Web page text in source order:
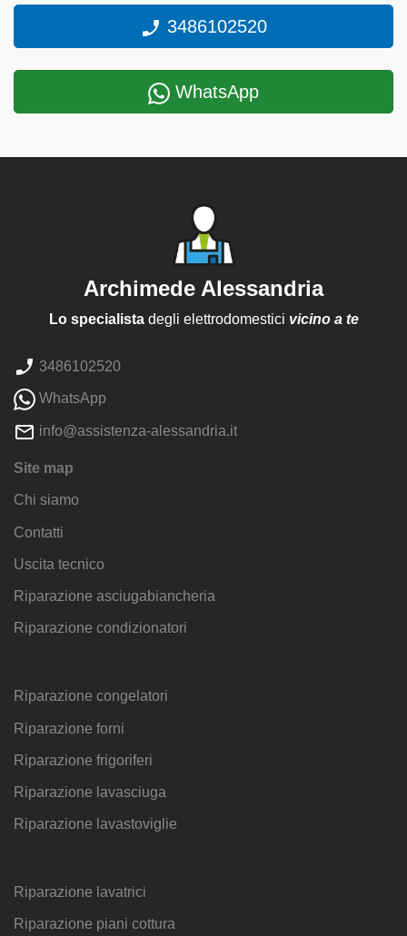
3486102520
WhatsApp
Archimede Alessandria
Lo specialistadegli elettrodomestici vicino a te
3486102520
WhatsApp
info@assistenza-alessandria.it
Site map
Chi siamo
Contatti
Uscita tecnico
Riparazione asciugabiancheria
Riparazione condizionatori
Riparazione congelatori
Riparazione forni
Riparazione frigoriferi
Riparazione lavasciuga
Riparazione lavastoviglie
Riparazione lavatrici
Riparazione piani cottura